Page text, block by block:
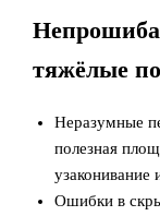
тяжёлые
Неразумные
полезная
узаконивание
Ошибки в